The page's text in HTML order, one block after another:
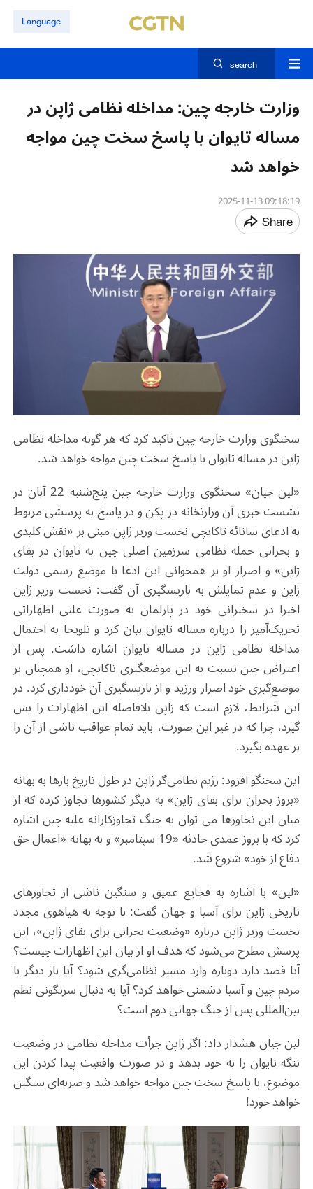
Language
search
وزارت خارجه چین: مداخله نظامی ژاپن در
مساله تایوان با پاسخ سخت چین مواجه
خواهد شد
09:18:19 2025-11-13
Share
سخنگوی وزارت خارجه چین تاکید کرد که هر گونه مداخله نظامی
ژاپن در مساله تایوان با پاسخ سخت چین مواجه خواهد شد.
«لین جیان» سخنگوی وزارت خارجه چین پنج‌شنبه 22 آبان در
نشست خبری آن وزارتخانه در پکن و در پاسخ به پرسشی مربوط
به ادعای سانائه تاکایچی نخست وزیر ژاپن مبنی بر «نقش کلیدی
و بحرانی حمله نظامی سرزمین اصلی چین به تایوان در بقای
ژاپن» و اصرار او بر همخوانی این ادعا با موضع رسمی دولت
ژاپن و عدم تمایلش به بازپسگیری آن گفت: نخست وزیر ژاپن
اخیرا در سخنرانی خود در پارلمان به صورت علنی اظهاراتی
تحریک‌آمیز را درباره مساله تایوان بیان کرد و تلویحا به احتمال
مداخله نظامی ژاپن در مساله تایوان اشاره داشت. پس از
اعتراض چین نسبت به این موضعگیری تاکایچی، او همچنان بر
موضع‌گیری خود اصرار ورزید و از بازپسگیری آن خودداری کرد. در
این شرایط، لازم است که ژاپن بلافاصله این اظهارات را پس
‌گیرد، چرا که در غیر این صورت، باید تمام عواقب ناشی از آن را
بر عهده بگیرد.
این سخنگو افزود: رژیم نظامی‌گر ژاپن در طول تاریخ بارها به بهانه
«بروز بحران برای بقای ژاپن» به دیگر کشورها تجاوز کرده که از
میان این تجاوزها می توان به جنگ تجاوزکارانه علیه چین اشاره
کرد که با بروز عمدی حادثه «19 سپتامبر» و به بهانه «اعمال حق
دفاع از خود» شروع شد.
«لین» با اشاره به فجایع عمیق و سنگین ناشی از تجاوزهای
تاریخی ژاپن برای آسیا و جهان گفت: با توجه به هیاهوی مجدد
نخست وزیر ژاپن درباره «وضعیت بحرانی برای بقای ژاپن»، این
پرسش مطرح می‌شود که هدف او از بیان این اظهارات چیست؟
آیا قصد دارد دوباره وارد مسیر نظامی‌گری شود؟ آیا بار دیگر با
مردم چین و آسیا دشمنی خواهد کرد؟ آیا به دنبال سرنگونی نظم
بین‌المللی پس از جنگ جهانی دوم است؟
لین جیان هشدار داد: اگر ژاپن جرأت مداخله نظامی در وضعیت
تنگه تایوان را به خود بدهد و در صورت واقعیت پیدا کردن این
موضوع، با پاسخ سخت چین مواجه خواهد شد و ضربه‌ای سنگین
خواهد خورد!